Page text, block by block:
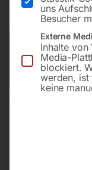
Lieferzeit:ca. 5 - 10
Versandkosten
Bitte beachten
Andere Länder
uns
Besucher
Externe
Inhalte
Media-
blockiert.
werden, ist
keine